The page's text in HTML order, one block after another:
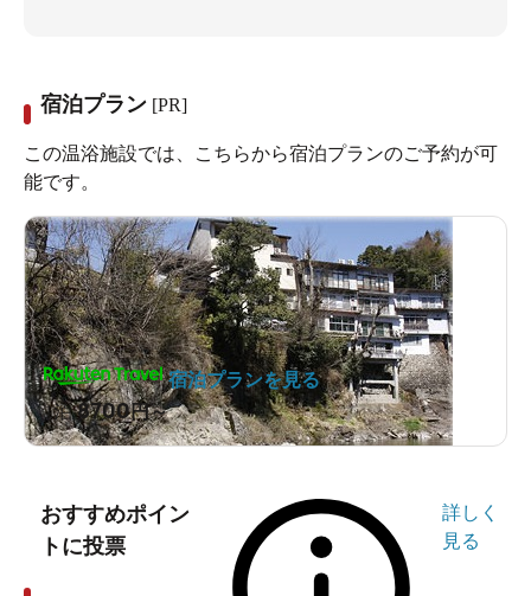
宿泊プラン [PR]
この温浴施設では、こちらから宿泊プランのご予約が可
能です。
1泊8700円～
宿泊プランを見る
おすすめポイン
トに投票
詳しく
見る